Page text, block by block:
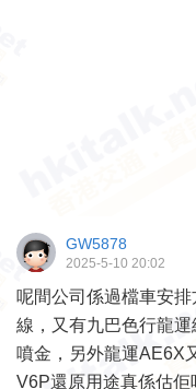
GW5878
2025-5-10 20:02
呢間公司係過檔車安
線，又有九巴色行龍
噴金，另外龍運AE6X
V6P還原用途真係估佢